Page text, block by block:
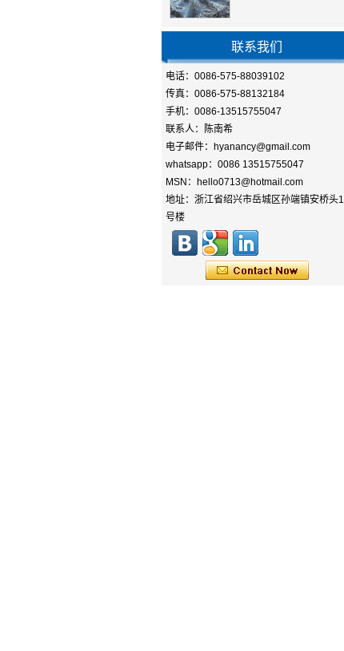
联系我们
电话：0086-575-88039102
传真：0086-575-88132184
手机：0086-13515755047
联系人：陈南希
电子邮件：hyanancy@gmail.com
whatsapp：0086 13515755047
MSN：hello0713@hotmail.com
地址：浙江省绍兴市岳城区孙端镇安桥头1
号楼